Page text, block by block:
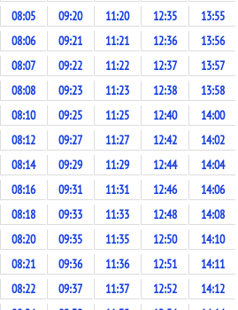
08:05 09:20 11:20 12:35 13:55
08:06 09:21 11:21 12:36 13:56
08:07 09:22 11:22 12:37 13:57
08:08 09:23 11:23 12:38 13:58
08:10 09:25 11:25 12:40 14:00
08:12 09:27 11:27 12:42 14:02
08:14 09:29 11:29 12:44 14:04
08:16 09:31 11:31 12:46 14:06
08:18 09:33 11:33 12:48 14:08
08:20 09:35 11:35 12:50 14:10
08:21 09:36 11:36 12:51 14:11
08:22 09:37 11:37 12:52 14:12